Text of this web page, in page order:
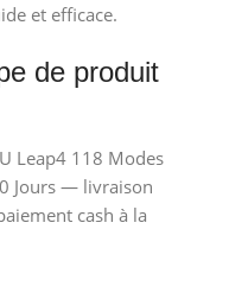
et efficace.
de produit
Leap4 118 Modes
Jours — livraison
cash à la